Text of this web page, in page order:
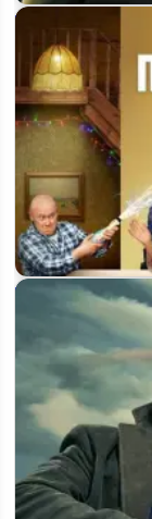
Когда выйдет
Будет ли 4